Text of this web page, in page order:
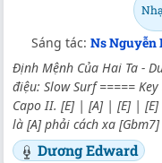
Sáng tác: Ns Nguyễn
Định Mệnh Của Hai Ta -
điệu: Slow Surf =====
Capo II. [E] | [A] | [E] | [E]
là [A] phải cách xa [Gbm7]
Dương Edward